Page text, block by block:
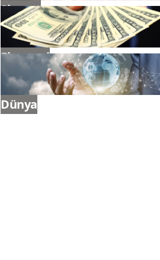
Siyaset
Ekonomi
Dünya